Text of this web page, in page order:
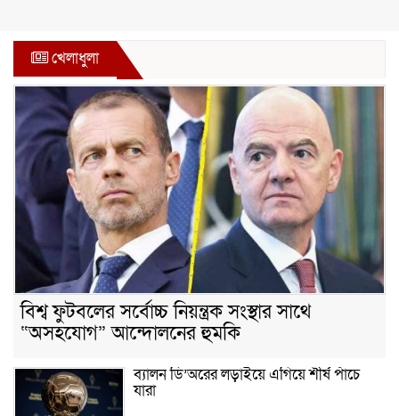
মাঠে ৫ প্লাটুন বিজিবি, জোরদার টহল-
নজরদারি
দোয়ারাবাজারে শিশুকে ফুসলিয়ে বলাৎকার,
যুবক গ্রেপ্তার
তেরখাদায় সোনালী ব্যাংকের বর্ণাঢ্য
শোভাযাত্রা, লিফলেট বিতরণ
নবীনগরে সোলার সিস্টেমে অনাবাদি জমিতে
আউশ আবাদে কৃষকের ভাগ্য বদল
খেলাধুলা
বিশ্ব ফুটবলের সর্বোচ্চ নিয়ন্ত্রক সংস্থার সাথে
“অসহযোগ” আন্দোলনের হুমকি
ব্যালন ডি’অরের লড়াইয়ে এগিয়ে শীর্ষ পাঁচে
যারা